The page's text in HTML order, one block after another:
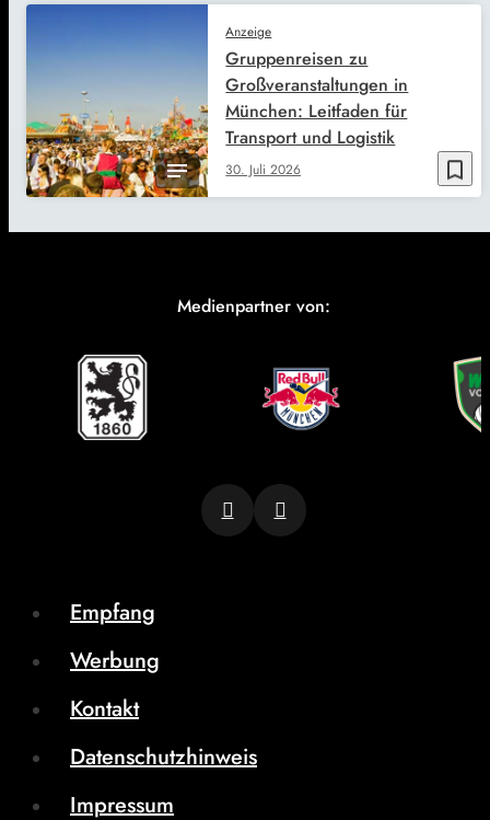
bookmark_border
Anzeige
30. Juli 2026
Gruppenreisen zu
Großveranstaltungen in
München: Leitfaden für
Transport und Logistik
Medienpartner von:
Empfang
Werbung
Kontakt
Datenschutzhinweis
Impressum